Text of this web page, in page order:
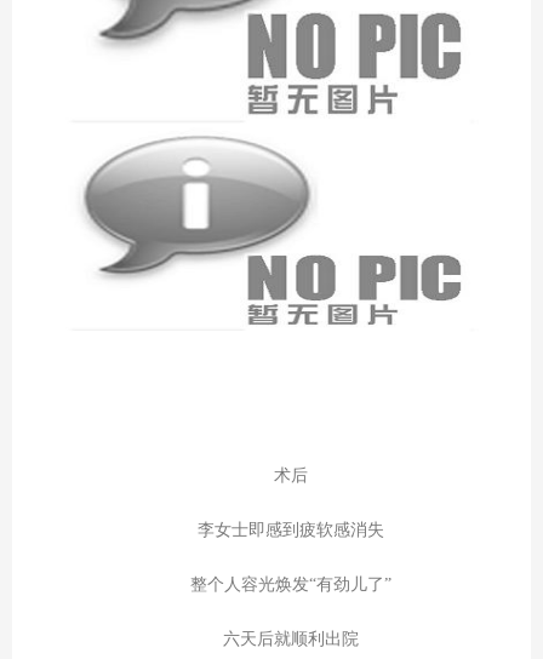
术后
李女士即感到疲软感消失
整个人容光焕发“有劲儿了”
六天后就顺利出院